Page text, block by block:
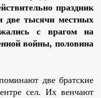
праздник
две тысячи местных
с врагом на
войны, половина
две братские
сел. Их венчают